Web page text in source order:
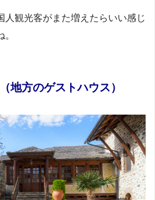
人観光客がまた増えたらいい感じ
地方のゲストハウス）